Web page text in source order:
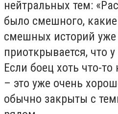
нейтральных тем:
было смешного, какие
смешных историй
приоткрывается, что
Если боец хоть что-
– это уже очень
обычно закрыты с